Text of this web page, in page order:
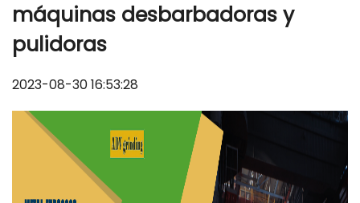
máquinas desbarbadoras y
pulidoras
2023-08-30 16:53:28